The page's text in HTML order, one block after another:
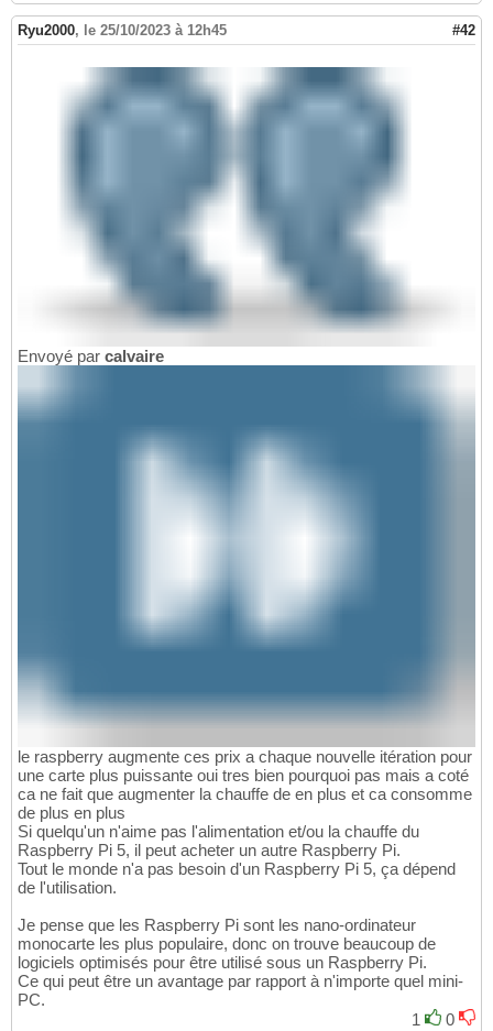
Ryu2000, le 25/10/2023 à 12h45 #42
Envoyé par calvaire
le raspberry augmente ces prix a chaque nouvelle itération pour
une carte plus puissante oui tres bien pourquoi pas mais a coté
ca ne fait que augmenter la chauffe de en plus et ca consomme
de plus en plus
Si quelqu'un n'aime pas l'alimentation et/ou la chauffe du
Raspberry Pi 5, il peut acheter un autre Raspberry Pi.
Tout le monde n'a pas besoin d'un Raspberry Pi 5, ça dépend
de l'utilisation.
Je pense que les Raspberry Pi sont les nano-ordinateur
monocarte les plus populaire, donc on trouve beaucoup de
logiciels optimisés pour être utilisé sous un Raspberry Pi.
Ce qui peut être un avantage par rapport à n'importe quel mini-
PC.
1
0